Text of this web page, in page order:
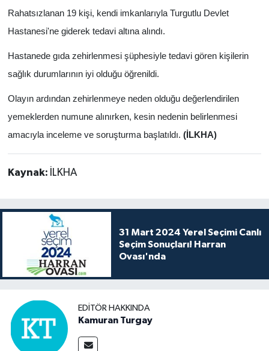
Rahatsızlanan 19 kişi, kendi imkanlarıyla Turgutlu Devlet
Hastanesi'ne giderek tedavi altına alındı.
Hastanede gıda zehirlenmesi şüphesiyle tedavi gören kişilerin
sağlık durumlarının iyi olduğu öğrenildi.
Olayın ardından zehirlenmeye neden olduğu değerlendirilen
yemeklerden numune alınırken, kesin nedenin belirlenmesi
amacıyla inceleme ve soruşturma başlatıldı. (İLKHA)
Kaynak: İLKHA
31 Mart 2024 Yerel Seçimi Canlı
Seçim Sonuçları! Harran
Ovası'nda
EDITÖR HAKKINDA
Kamuran Turgay